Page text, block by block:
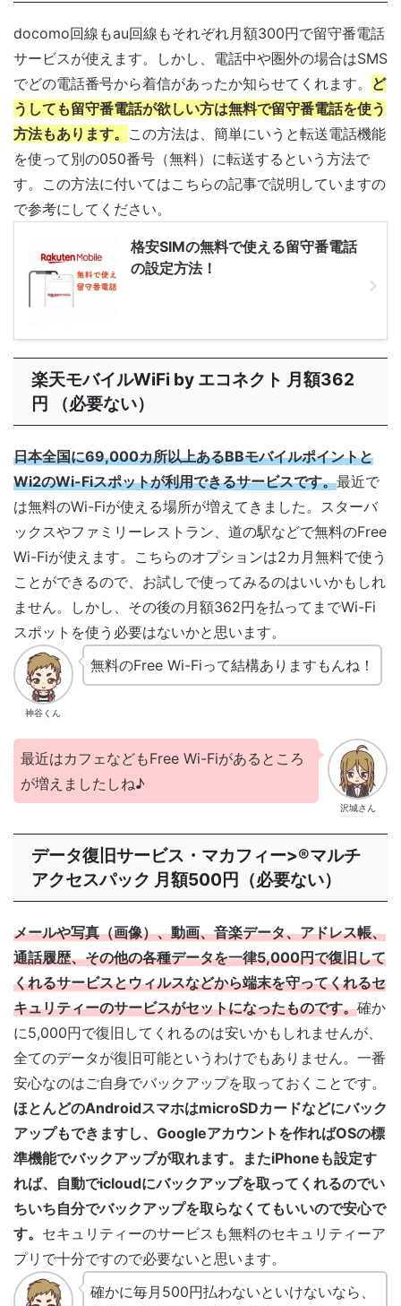
docomo回線もau回線もそれぞれ月額300円で留守番電話
サービスが使えます。しかし、電話中や圏外の場合はSMS
でどの電話番号から着信があったか知らせてくれます。 ど
うしても留守番電話が欲しい方は無料で留守番電話を使う
方法もあります。 この方法は、簡単にいうと転送電話機能
を使って別の050番号（無料）に転送するという方法で
す。この方法に付いてはこちらの記事で説明していますの
で参考にしてください。
格安SIMの無料で使える留守番電話
の設定方法！
楽天モバイルWiFi by エコネクト 月額362
円 （必要ない）
日本全国に69,000カ所以上あるBBモバイルポイントと
Wi2のWi-Fiスポットが利用できるサービスです。最近で
は無料のWi-Fiが使える場所が増えてきました。スターバ
ックスやファミリーレストラン、道の駅などで無料のFree
Wi-Fiが使えます。こちらのオプションは2カ月無料で使う
ことができるので、お試しで使ってみるのはいいかもしれ
ません。しかし、その後の月額362円を払ってまでWi-Fi
スポットを使う必要はないかと思います。
神谷くん
無料のFree Wi-Fiって結構ありますもんね！
沢城さん
最近はカフェなどもFree Wi-Fiがあるところ
が増えましたしね♪
データ復旧サービス・マカフィー>®︎マルチ
アクセスパック 月額500円（必要ない）
メールや写真（画像）、動画、音楽データ、アドレス帳、
通話履歴、その他の各種データを一律5,000円で復旧して
くれるサービスとウィルスなどから端末を守ってくれるセ
キュリティーのサービスがセットになったものです。確か
に5,000円で復旧してくれるのは安いかもしれませんが、
全てのデータが復旧可能というわけでもありません。一番
安心なのはご自身でバックアップを取っておくことです。
ほとんどのAndroidスマホはmicroSDカードなどにバック
アップもできますし、Googleアカウントを作ればOSの標
準機能でバックアップが取れます。
またiPhoneも設定す
れば、自動でicloudにバックアップを取ってくれるのでい
ちいち自分でバックアップを取らなくてもいいので安心で
す。 セキュリティーのサービスも無料のセキュリティーア
プリで十分ですので必要ないと思います。
確かに毎月500円払わないといけないなら、